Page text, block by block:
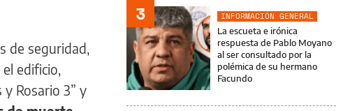
de seguridad,
edificio,
Rosario 3” y
3
INFORMACIÓN GENERAL
La escueta e irónica
respuesta de Pablo Moyano
al ser consultado por la
polémica de su hermano
Facundo